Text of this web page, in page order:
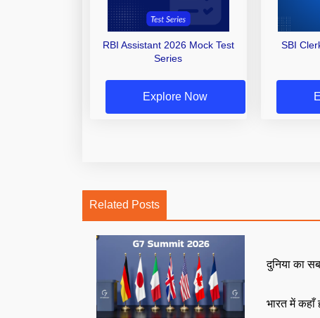
RBI Assistant 2026 Mock Test
Series
Explore Now
SBI
Related Posts
दुनिया का
भारत में